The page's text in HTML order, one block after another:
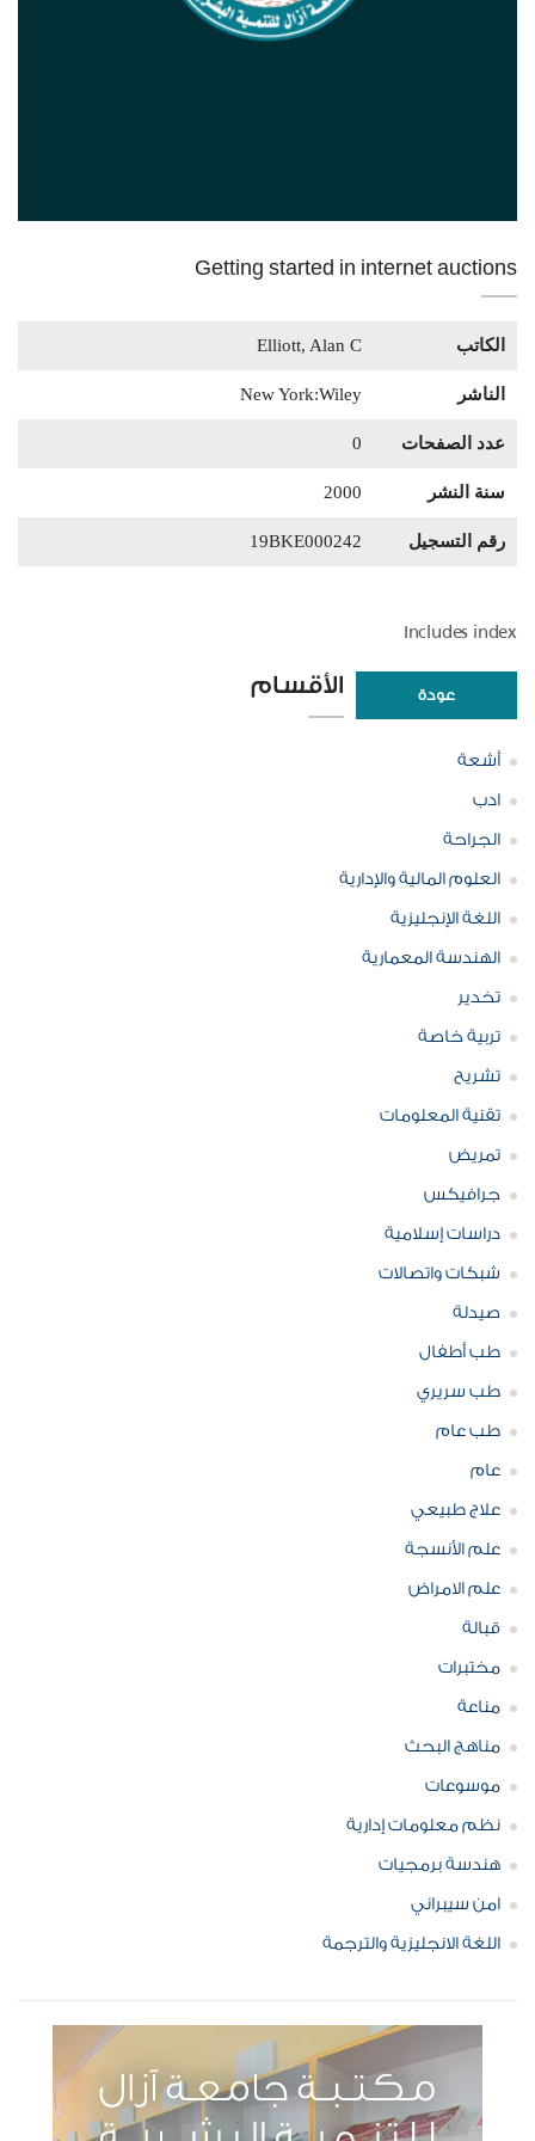
Getting started in internet auctions
الكاتب Elliott, Alan C
الناشر New York:Wiley
عدد الصفحات 0
سنة النشر 2000
رقم التسجيل 19BKE000242
Includes index
عودة الأقسام
أشعة
ادب
الجراحة
العلوم المالية والإدارية
اللغة الإنجليزية
الهندسة المعمارية
تخدير
تربية خاصة
تشريح
تقنية المعلومات
تمريض
جرافيكس
دراسات إسلامية
شبكات واتصالات
صيدلة
طب أطفال
طب سريري
طب عام
عام
علاج طبيعي
علم الأنسجة
علم الامراض
قبالة
مختبرات
مناعة
مناهج البحث
موسوعات
نظم معلومات إدارية
هندسة برمجيات
امن سيبراني
اللغة الانجليزية والترجمة